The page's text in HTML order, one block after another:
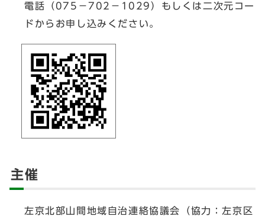
電話（075－702－1029）もしくは二次元コー
ドからお申し込みください。
主催
左京北部山間地域自治連絡協議会（協力：左京区